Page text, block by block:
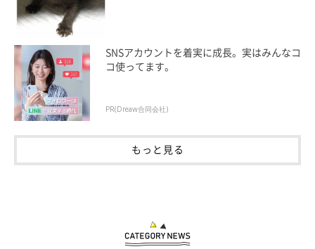
SNSアカウントを着実に成長。実はみんなコ
コ使ってます。
PR(Dreaw合同会社)
もっと見る